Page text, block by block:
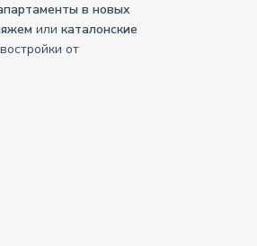
в новых
или каталонские
от